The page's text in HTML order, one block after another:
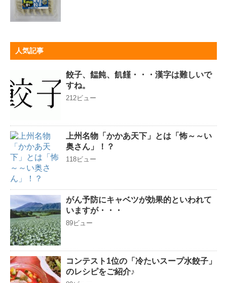
人気記事
餃子、饂飩、飢饉・・・漢字は難しいで
すね。
212ビュー
上州名物「かかあ天下」とは「怖～～い
奥さん」！？
118ビュー
がん予防にキャベツが効果的といわれて
いますが・・・
89ビュー
コンテスト1位の「冷たいスープ水餃子」
のレシピをご紹介♪